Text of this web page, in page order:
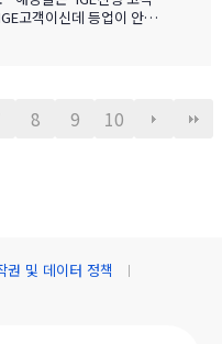
이 혼자서도 쉽게 적응할 수 있는 도시 규모 인구 약 1…
고객이신데 등업이 안된
글 바로 가기 --> http
8 9 10
권 및 데이터 정책